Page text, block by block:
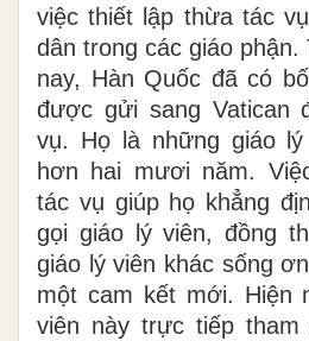
việc thiết lập thừa tác
dân trong các giáo
nay, Hàn Quốc đã có
được gửi sang Vatican
vụ. Họ là những giáo
hơn hai mươi năm.
tác vụ giúp họ khẳng
gọi giáo lý viên, đồng
giáo lý viên khác sống
một cam kết mới. Hiện
viên này trực tiếp tham